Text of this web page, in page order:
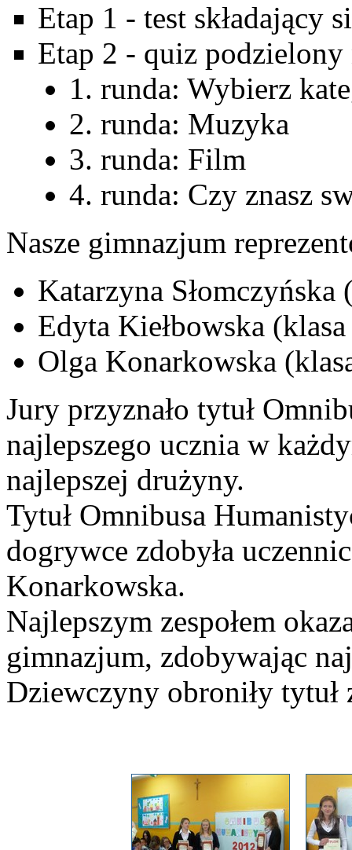
Etap 1 - test składający
Etap 2 - quiz podzielony
1. runda: Wybierz
2. runda: Muzyka
3. runda: Film
4. runda: Czy znasz
Nasze gimnazjum
Katarzyna
Edyta Kiełbowska
Olga Konarkowska
Jury przyznało tytuł
najlepszego ucznia w
najlepszej drużyny.
Tytuł Omnibusa
dogrywce zdobyła
Konarkowska.
Najlepszym zespołem
gimnazjum, zdobywając
Dziewczyny obroniły